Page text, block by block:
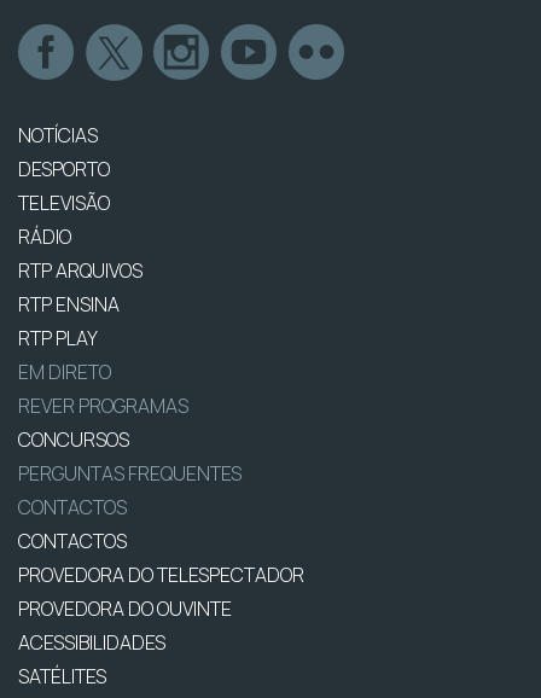
NOTÍCIAS
DESPORTO
TELEVISÃO
RÁDIO
RTP ARQUIVOS
RTP ENSINA
RTP PLAY
EM DIRETO
REVER PROGRAMAS
CONCURSOS
PERGUNTAS FREQUENTES
CONTACTOS
CONTACTOS
PROVEDORA DO TELESPECTADOR
PROVEDORA DO OUVINTE
ACESSIBILIDADES
SATÉLITES